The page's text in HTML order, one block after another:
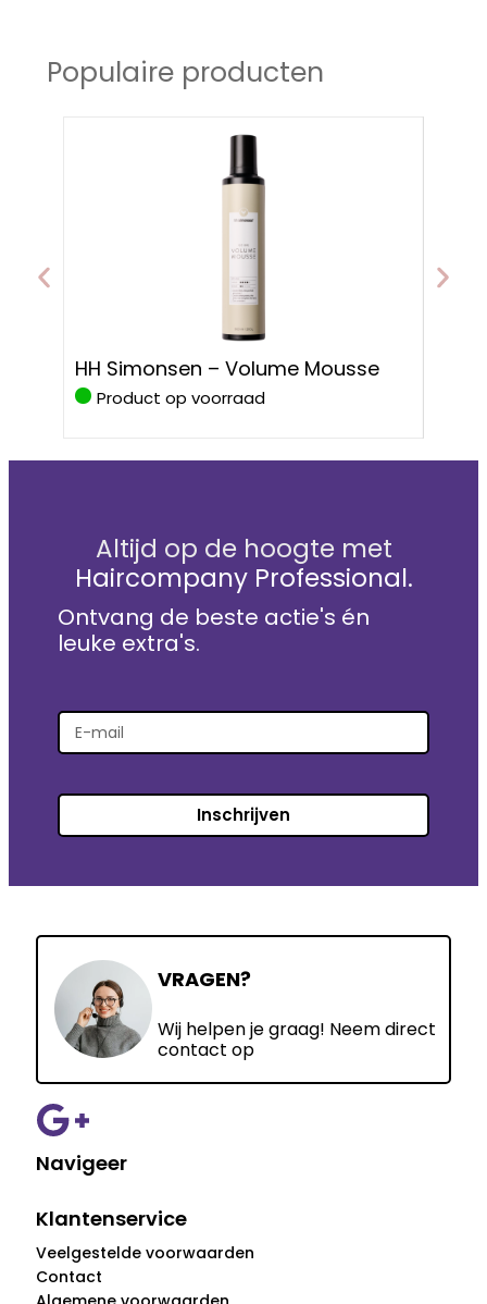
Populaire producten
HH Simonsen – Volume Mousse
Product op voorraad
Altijd op de hoogte met
Haircompany Professional.
Ontvang de beste actie's én
leuke extra's.
Inschrijven
VRAGEN?
Wij helpen je graag! Neem direct
contact op
Navigeer
Klantenservice
Veelgestelde voorwaarden
Contact